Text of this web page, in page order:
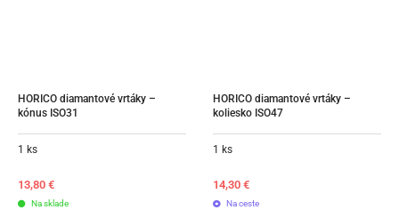
HORICO diamantové vrtáky –
kónus ISO31
1 ks
13,80 €
Na sklade
HORICO diamantové vrtáky –
koliesko ISO47
1 ks
14,30 €
Na ceste